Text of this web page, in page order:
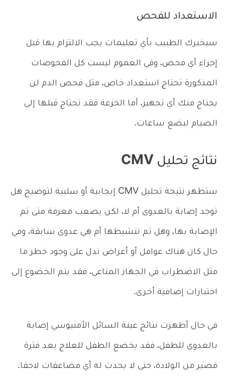
الاستعداد للفحص
سيخبرك الطبيب بأي تعليمات يجب الالتزام بها قبل
إجراء أي فحص، وفي العموم ليست كل الفحوصات
المذكورة تحتاج استعداد خاص، مثل فحص الدم لن
يحتاج منك أي تجهيز، أما الخزعة فقد تحتاج قبلها إلى
الصيام لبضع ساعات.
نتائج تحليل CMV
ستظهر نتيجة تحليل CMV إيجابية أو سلبية لتوضيح هل
توجد إصابة بالعدوى أم لا، لكن يصعب معرفة متى تم
الإصابة بها، وهل تم تنشيطها أم هي عدوى سابقة، وفي
حال كان هناك عوامل أو أعراض تدل على وجود خطر ما
مثل الاضطراب في الجهاز المناعي، فقد يتم الخضوع إلى
اختبارات إضافية أخرى.
في حال أظهرت نتائج عينة السائل الأمنيوسي إصابة
بالعدوى للطفل، فقد يخضع الطفل للعلاج بعد فترة
قصير من الولادة، حتى لا يحدث له أي مضاعفات لاحقا.